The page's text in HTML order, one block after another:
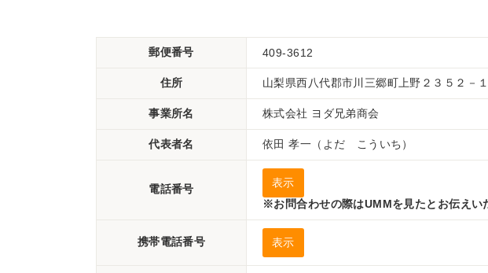
郵便番号 409-3612
住所 山梨県西八代郡市川三郷町上野２３５２－１
事業所名 株式会社 ヨダ兄弟商会
代表者名 依田 孝一（よだ こういち）
電話番号
表示
※お問合わせの際はUMMを見たとお伝えい
携帯電話番号 表示